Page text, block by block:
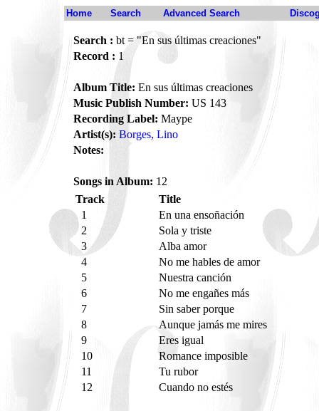
Home Search Advanced Search
Search : bt = "En sus últimas creaciones"
Record : 1
Album Title: En sus últimas creaciones
Music Publish Number: US 143
Recording Label: Maype
Artist(s): Borges, Lino
Notes:
Songs in Album: 12
Track
Title
1
En una ensoñación
2
Sola y triste
3
Alba amor
4
No me hables de amor
5
Nuestra canción
6
No me engañes más
7
Sin saber porque
8
Aunque jamás me mires
9
Eres igual
10
Romance imposible
11
Tu rubor
12
Cuando no estés